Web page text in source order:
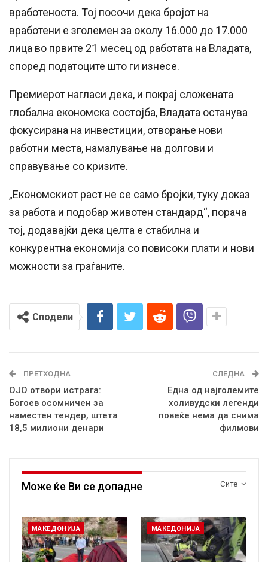
вработеноста. Тој посочи дека бројот на
вработени е зголемен за околу 16.000 до 17.000
лица во првите 21 месец од работата на Владата,
според податоците што ги изнесе.
Премиерот нагласи дека, и покрај сложената
глобална економска состојба, Владата останува
фокусирана на инвестиции, отворање нови
работни места, намалување на долгови и
справување со кризите.
„Економскиот раст не се само бројки, туку доказ
за работа и подобар животен стандард“, порача
тој, додавајќи дека целта е стабилна и
конкурентна економија со повисоки плати и нови
можности за граѓаните.
Сподели
ПРЕТХОДНА
ОЈО отвори истрага:
Богоев осомничен за
наместен тендер, штета
18,5 милиони денари
СЛЕДНА
Една од најголемите
холивудски легенди
повеќе нема да снима
филмови
Сите
Може ќе Ви се допадне
МАКЕДОНИЈА МАКЕДОНИЈА